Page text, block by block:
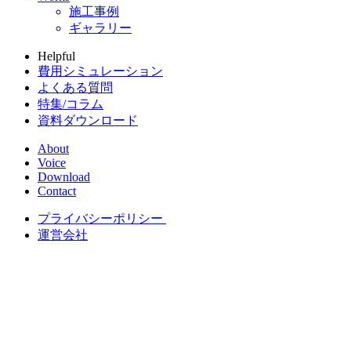
施工事例
ギャラリー
Helpful
費用シミュレーション
よくある質問
特集/コラム
資料ダウンロード
About
Voice
Download
Contact
プライバシーポリシー
運営会社